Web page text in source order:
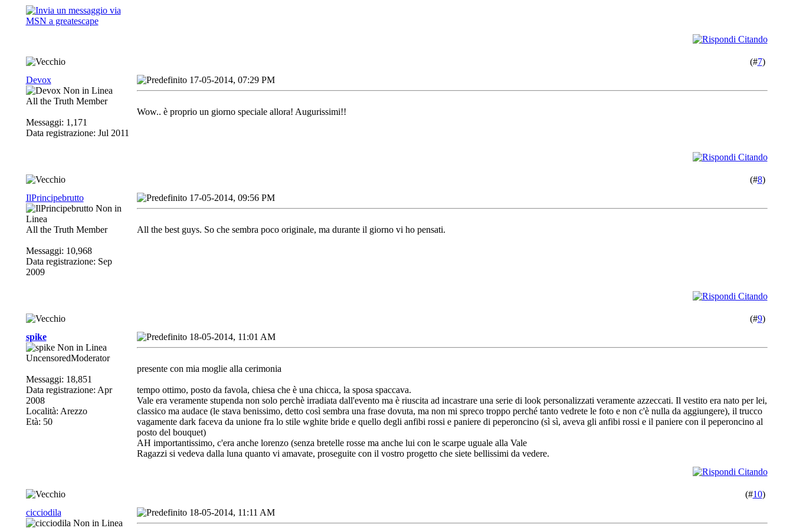
(#7)
Devox
All the Truth Member
Messaggi: 1,171
Data registrazione: Jul 2011
17-05-2014, 07:29 PM
Wow.. è proprio un giorno speciale allora! Augurissimi!!
(#8)
IlPrincipebrutto
All the Truth Member
Messaggi: 10,968
Data registrazione: Sep
2009
17-05-2014, 09:56 PM
All the best guys. So che sembra poco originale, ma durante il giorno vi ho pensati.
(#9)
spike
UncensoredModerator
Messaggi: 18,851
Data registrazione: Apr
2008
Località: Arezzo
Età: 50
18-05-2014, 11:01 AM
presente con mia moglie alla cerimonia
tempo ottimo, posto da favola, chiesa che è una chicca, la sposa spaccava.
Vale era veramente stupenda non solo perchè irradiata dall'evento ma è riuscita ad incastrare una serie di look personalizzati veramente azzeccati. Il vestito era nato per lei,
classico ma audace (le stava benissimo, detto così sembra una frase dovuta, ma non mi spreco troppo perché tanto vedrete le foto e non c'è nulla da aggiungere), il trucco
vagamente dark faceva da unione fra lo stile wghite bride e quello degli anfibi rossi e paniere di peperoncino (sì sì, aveva gli anfibi rossi e il paniere con il peperoncino al
posto del bouquet)
AH importantissimo, c'era anche lorenzo (senza bretelle rosse ma anche lui con le scarpe uguale alla Vale
Ragazzi si vedeva dalla luna quanto vi amavate, proseguite con il vostro progetto che siete bellissimi da vedere.
(#10)
cicciodila
18-05-2014, 11:11 AM